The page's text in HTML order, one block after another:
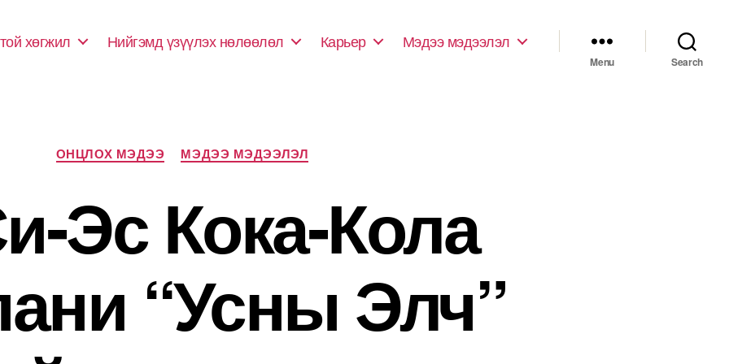
хөгжил Нийгэмд үзүүлэх нөлөөлөл Карьер Мэдээ мэдээлэл
Menu Search
Categories
ОНЦЛОХ МЭДЭЭ МЭДЭЭ МЭДЭЭЛЭЛ
Эс Кока-Кола
“Усны Элч”